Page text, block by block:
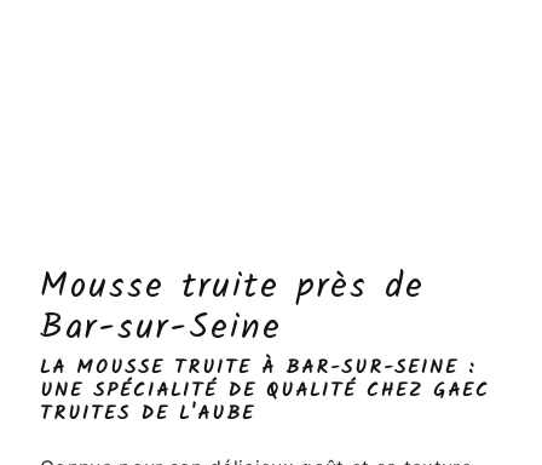
Mousse truite près de
Bar-sur-Seine
LA MOUSSE TRUITE À BAR-SUR-SEINE :
UNE SPÉCIALITÉ DE QUALITÉ CHEZ GAEC
TRUITES DE L'AUBE